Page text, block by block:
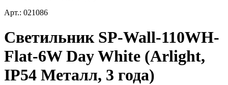
Арт.: 021086
Светильник SP-Wall-110WH-
Flat-6W Day White (Arlight,
IP54 Металл, 3 года)